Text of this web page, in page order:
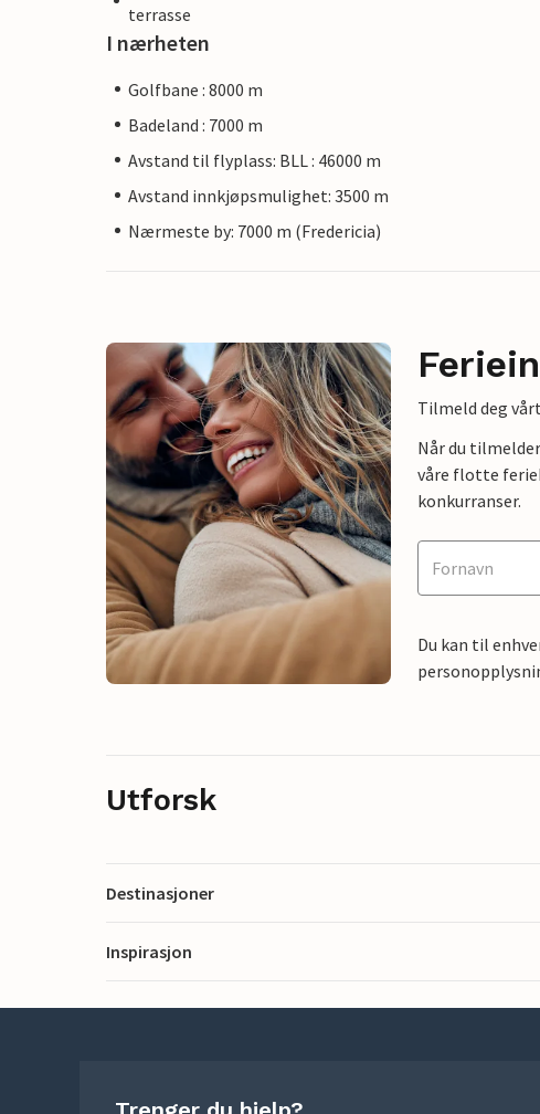
terrasse
I nærheten
Golfbane : 8000 m
Badeland : 7000 m
Avstand til flyplass: BLL : 46000 m
Avstand innkjøpsmulighet: 3500 m
Nærmeste by: 7000 m (Fredericia)
Tilmeld deg
Når du
våre flotte
konkurranser.
Du kan til
Utforsk
Destinasjoner
Inspirasjon